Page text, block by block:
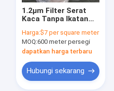
1.2μm Filter Serat
Kaca Tanpa Ikatan
Membran Ventilasi
Harga:$7 per square meter
MOQ:600 meter persegi
dapatkan harga terbaru
Hubungi sekarang